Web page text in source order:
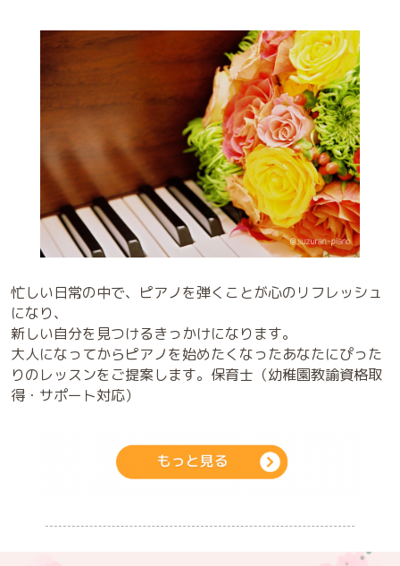
忙しい日常の中で、ピアノを弾くことが心のリフレッシュ
になり、
新しい自分を見つけるきっかけになります。
大人になってからピアノを始めたくなったあなたにぴった
りのレッスンをご提案します。保育士（幼稚園教諭資格取
得・サポート対応）